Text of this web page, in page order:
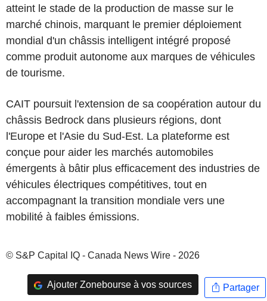
atteint le stade de la production de masse sur le
marché chinois, marquant le premier déploiement
mondial d'un châssis intelligent intégré proposé
comme produit autonome aux marques de véhicules
de tourisme.
CAIT poursuit l'extension de sa coopération autour du
châssis Bedrock dans plusieurs régions, dont
l'Europe et l'Asie du Sud-Est. La plateforme est
conçue pour aider les marchés automobiles
émergents à bâtir plus efficacement des industries de
véhicules électriques compétitives, tout en
accompagnant la transition mondiale vers une
mobilité à faibles émissions.
© S&P Capital IQ - Canada News Wire - 2026
Ajouter Zonebourse à vos sources Partager